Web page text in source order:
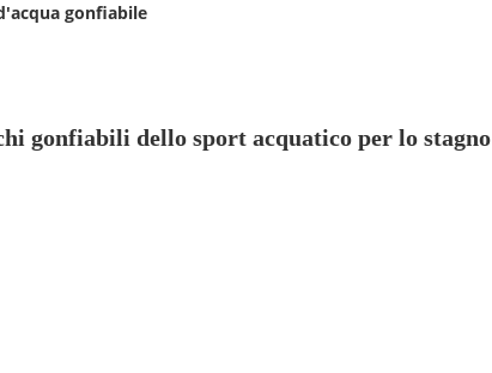
gonfiabile
gonfiabili dello sport acquatico per lo stagno